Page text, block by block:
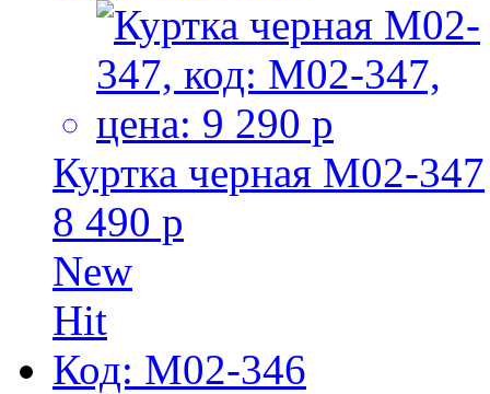
Куртка черная M02-347
8 490 р
New
Hit
Код: M02-346